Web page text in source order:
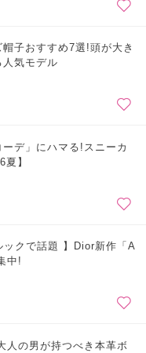
子おすすめ7選!頭が大き
気モデル
デ」にハマる!スニーカ
】
ックで話題 】Dior新作「A
中!
人の男が持つべき本革ボ